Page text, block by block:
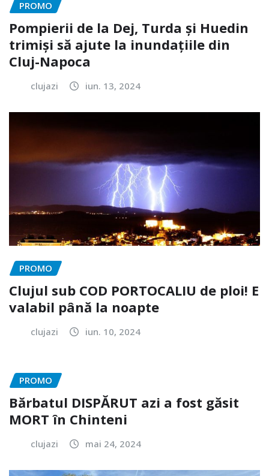
PROMO
Pompierii de la Dej, Turda și Huedin
trimiși să ajute la inundațiile din
Cluj-Napoca
clujazi iun. 13, 2024
PROMO
Clujul sub COD PORTOCALIU de ploi! E
valabil până la noapte
clujazi iun. 10, 2024
PROMO
Bărbatul DISPĂRUT azi a fost găsit
MORT în Chinteni
clujazi mai 24, 2024